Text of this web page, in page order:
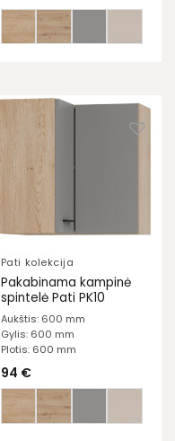
Pati kolekcija
Pakabinama kampinė
spintelė Pati PK10
Aukštis: 600 mm
Gylis: 600 mm
Plotis: 600 mm
94 €